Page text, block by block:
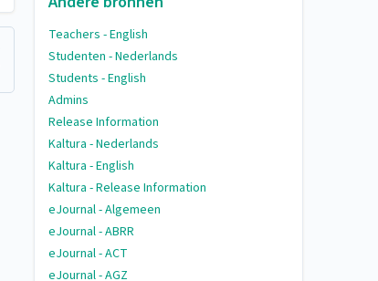
Teachers - English
Studenten - Nederlands
Students - English
Admins
Release Information
Kaltura - Nederlands
Kaltura - English
Kaltura - Release Information
eJournal - Algemeen
eJournal - ABRR
eJournal - ACT
eJournal - AGZ